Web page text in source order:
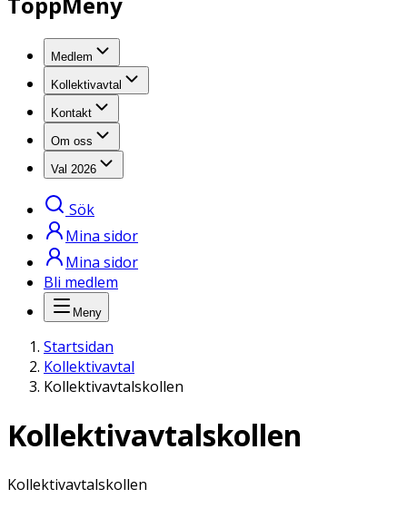
Medlem
Kollektivavtal
Kontakt
Om oss
Val 2026
Sök
Mina sidor
Mina sidor
Bli medlem
Meny
Startsidan
Kollektivavtal
Kollektivavtalskollen
Kollektiv­avtals­kollen
Kollektivavtalskollen